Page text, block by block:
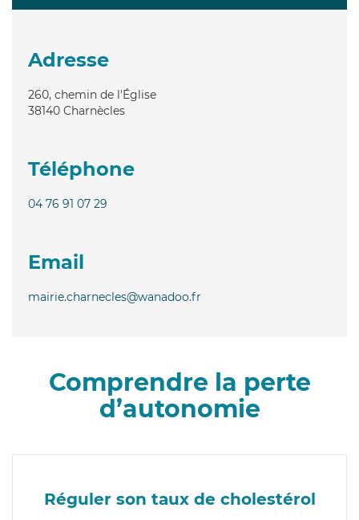
Adresse
260, chemin de l'Église
38140 Charnècles
Téléphone
04 76 91 07 29
Email
mairie.charnecles@wanadoo.fr
Comprendre la perte
d’autonomie
Réguler son taux de cholestérol